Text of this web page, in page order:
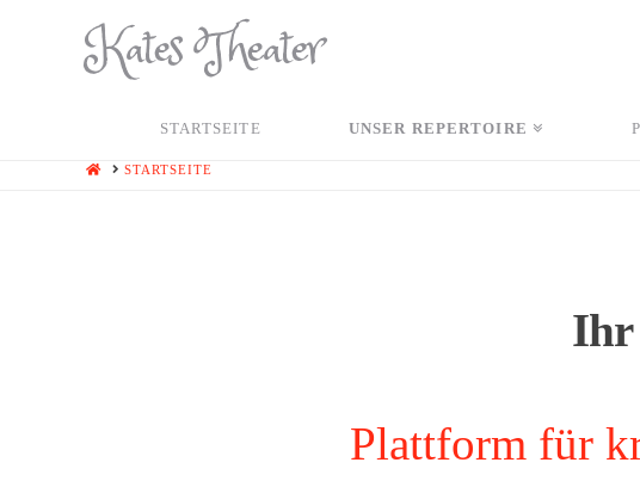
Kates Theater
STARTSEITE UNSER REPERTOIRE
HOMESTARTSEITE
Ihr
Plattform für